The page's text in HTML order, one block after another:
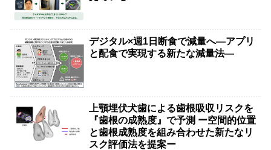
デジタル×週1日断食で減量へ―アプリ
と配食で実現する新たな減量法―
上顎埋伏犬歯による歯根吸収リスクを
『歯根の成熟度』で予測 ー空間的位置
と歯根成熟度を組み合わせた新たなリ
スク評価法を提案ー